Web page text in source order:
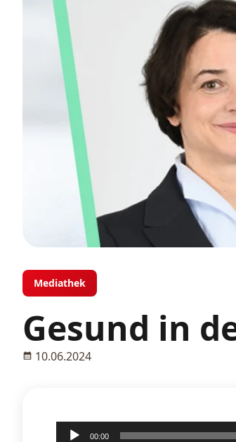
Mediathek
Gesund in
10.06.2024
Audio-00:00